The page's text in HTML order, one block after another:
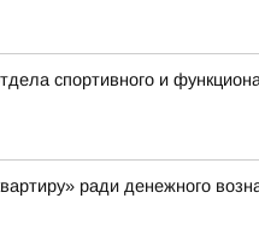
спортивного и
ради денежного